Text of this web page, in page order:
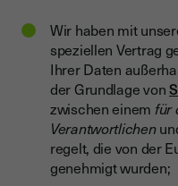
Wir haben mit
speziellen Vertrag
Ihrer Daten
der Grundlage von
zwischen einem für
Verantwortlichen
regelt, die von der
genehmigt wurden;